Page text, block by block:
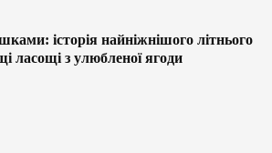
історія найніжнішого літнього
ласощі з улюбленої ягоди